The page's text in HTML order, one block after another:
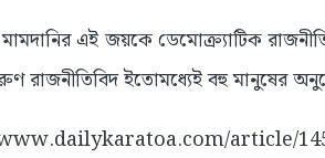
এই জয়কে ডেমোক্র্যাটিক
রাজনীতিবিদ ইতোমধ্যেই বহু মানুষের
article/